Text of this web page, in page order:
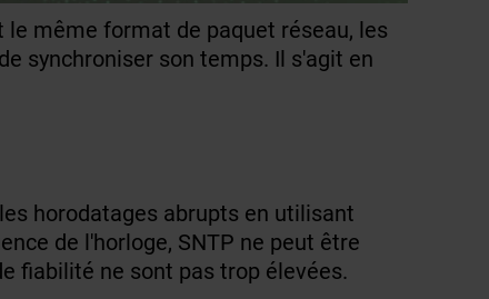
même format de paquet réseau, les
synchroniser son temps. Il s'agit en
horodatages abrupts en utilisant
de l'horloge, SNTP ne peut être
fiabilité ne sont pas trop élevées.